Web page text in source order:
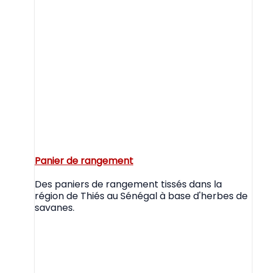
Panier de rangement
Des paniers de rangement tissés dans la
région de Thiés au Sénégal à base d'herbes de
savanes.